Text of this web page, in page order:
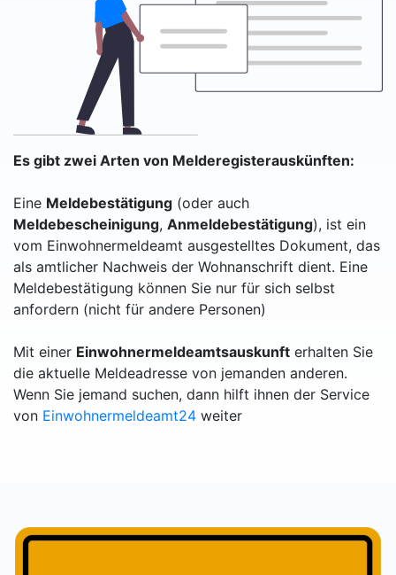
Es gibt zwei Arten von Melderegisterauskünften:
Eine Meldebestätigung (oder auch
Meldebescheinigung, Anmeldebestätigung), ist ein
vom Einwohnermeldeamt ausgestelltes Dokument, das
als amtlicher Nachweis der Wohnanschrift dient. Eine
Meldebestätigung können Sie nur für sich selbst
anfordern (nicht für andere Personen)
Mit einer Einwohnermeldeamtsauskunft erhalten Sie
die aktuelle Meldeadresse von jemanden anderen.
Wenn Sie jemand suchen, dann hilft ihnen der Service
von Einwohnermeldeamt24 weiter